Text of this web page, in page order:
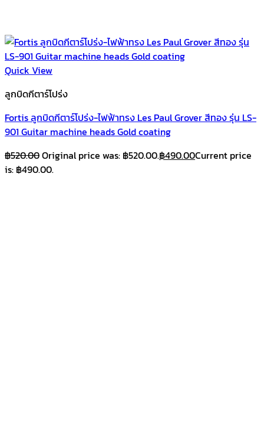
Quick View
ลูกบิดกีตาร์โปร่ง
Fortis ลูกบิดกีตาร์โปร่ง-ไฟฟ้าทรง Les Paul Grover สีทอง รุ่น LS-
901 Guitar machine heads Gold coating
฿520.00Original price was: ฿520.00.฿490.00Current price
is: ฿490.00.